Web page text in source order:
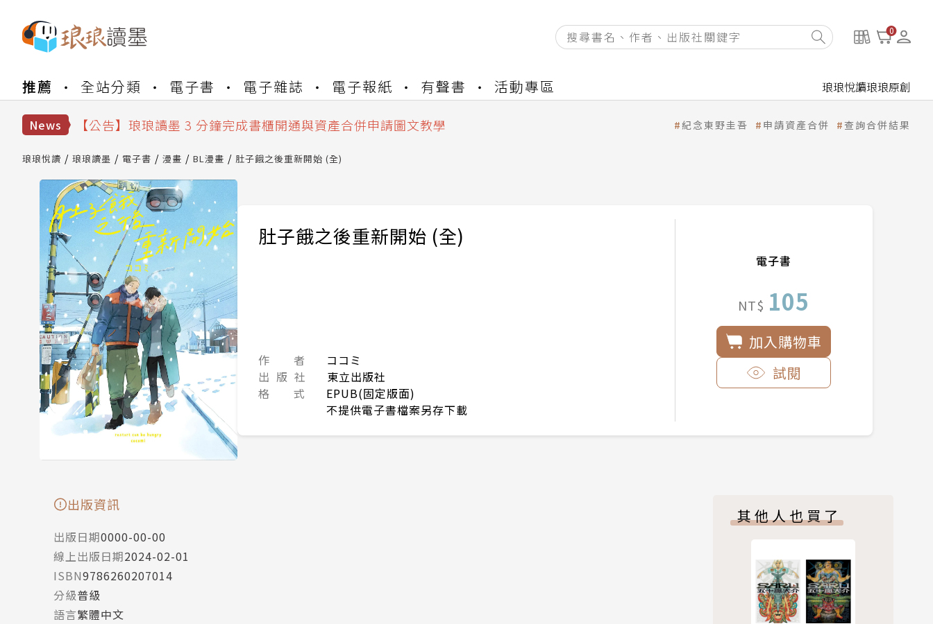
0
推薦 全站分類 電子書 電子雜誌 電子報紙 有聲書 活動專區 琅琅悅讀琅琅原創
News
【公告】琅琅讀墨數位閱讀資產合併與書櫃開通申請
【公告】琅琅讀墨 3 分鐘完成書櫃開通與資產合併申請圖文教學
【公告】琅琅讀墨數位閱讀資產合併與書櫃開通申請
紀念東野圭吾 申請資產合併 查詢合併結果
琅琅悅讀 琅琅讀墨 電子書 漫畫 BL漫畫 肚子餓之後重新開始 (全)
肚子餓之後重新開始 (全)
作 者
ココミ
出 版 社
東立出版社
格 式
EPUB(固定版面)
不提供電子書檔案另存下載
電子書
NT$ 105
加入購物車
試閱
出版資訊
出版日期0000-00-00
線上出版日期2024-02-01
ISBN9786260207014
分級普級
語言繁體中文
其他人也買了